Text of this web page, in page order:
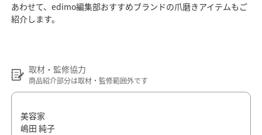
あわせて、edimo編集部おすすめブランドの爪磨きアイテムもご
紹介します。
取材・監修協力
商品紹介部分は取材・監修範囲外です
美容家
嶋田 純子